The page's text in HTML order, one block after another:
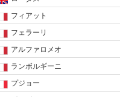
フィアット
フェラーリ
アルファロメオ
ランボルギーニ
プジョー